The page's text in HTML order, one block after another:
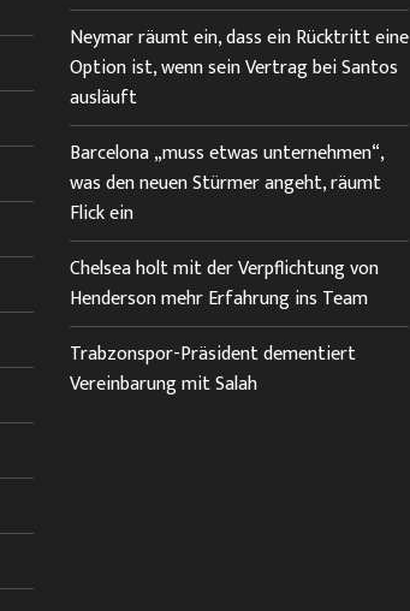
Neymar räumt ein, dass ein Rücktritt eine
Option ist, wenn sein Vertrag bei Santos
ausläuft
Barcelona „muss etwas unternehmen“,
was den neuen Stürmer angeht, räumt
Flick ein
Chelsea holt mit der Verpflichtung von
Henderson mehr Erfahrung ins Team
Trabzonspor-Präsident dementiert
Vereinbarung mit Salah